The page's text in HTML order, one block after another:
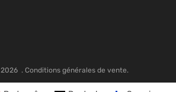
2026 . Conditions générales de vente.